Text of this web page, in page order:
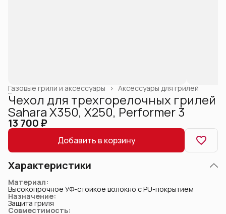
Аксессуары для грилей
Газовые грили и аксессуары ›
Главная
Чехол для трехгорелочных грилей
Sahara X350, X250, Performer 3
13 700 ₽
Добавить в корзину
Характеристики
Материал:
Высокопрочное УФ-стойкое волокно с PU-покрытием
Назначение:
Защита гриля
Совместимость: